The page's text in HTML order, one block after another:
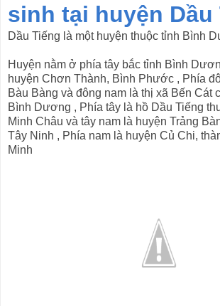
sinh tại huyện Dầu
Dầu Tiếng là một huyện thuộc tỉnh Bình
Huyện nằm ở phía tây bắc tỉnh Bình
huyện Chơn Thành, Bình Phước , Phía
Bàu Bàng và đông nam là thị xã Bến Cát
Bình Dương , Phía tây là hồ Dầu Tiếng
Minh Châu và tây nam là huyện Trảng
Tây Ninh , Phía nam là huyện Củ Chi,
Minh